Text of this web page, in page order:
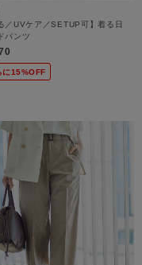
／UVケア／SETUP可】着る日
パンツ
に15%OFF